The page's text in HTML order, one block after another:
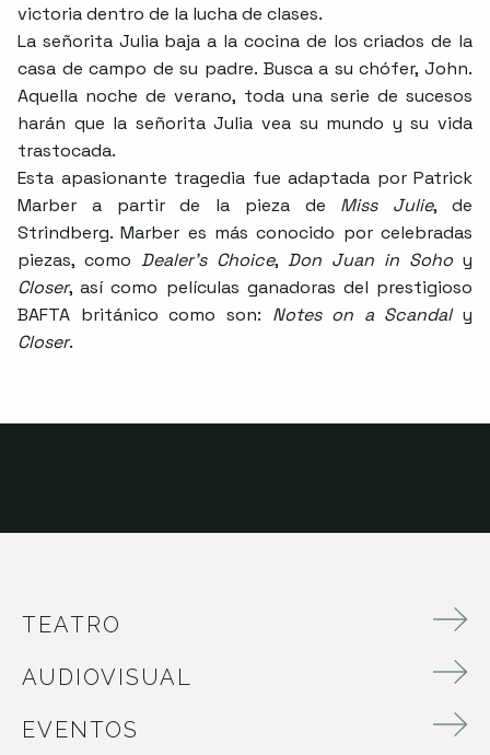
victoria dentro de la lucha de clases.
La señorita Julia baja a la cocina de los criados de la
casa de campo de su padre. Busca a su chófer, John.
Aquella noche de verano, toda una serie de sucesos
harán que la señorita Julia vea su mundo y su vida
trastocada.
Esta apasionante tragedia fue adaptada por Patrick
Marber a partir de la pieza de Miss Julie, de
Strindberg. Marber es más conocido por celebradas
piezas, como Dealer’s Choice, Don Juan in Soho y
Closer, así como películas ganadoras del prestigioso
BAFTA británico como son: Notes on a Scandaly
Closer.
TEATRO
AUDIOVISUAL
EVENTOS